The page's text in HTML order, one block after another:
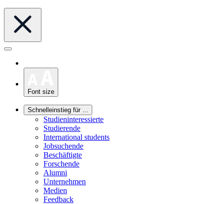
Font size
Schnelleinstieg für ...
Studieninteressierte
Studierende
International students
Jobsuchende
Beschäftigte
Forschende
Alumni
Unternehmen
Medien
Feedback